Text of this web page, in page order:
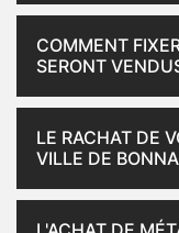
COMMENT
SERONT
LE RACHAT DE
VILLE DE